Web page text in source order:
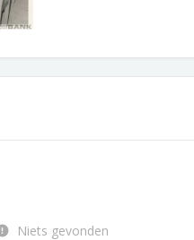
Niets gevonden